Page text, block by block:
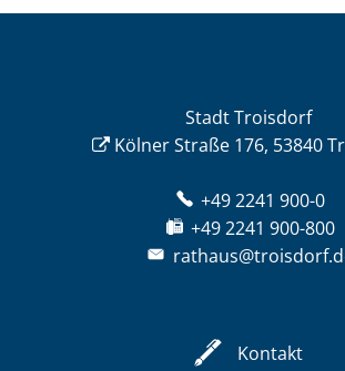
Stadt Troisdorf
Kölner Straße 176, 53840
+49 2241 900-0
+49 2241 900-800
Kontakt